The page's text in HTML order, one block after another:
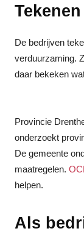
De bedrijven
verduurzaming.
daar bekeken
Provincie
onderzoekt
De gemeente
maatregelen.
helpen.
Als